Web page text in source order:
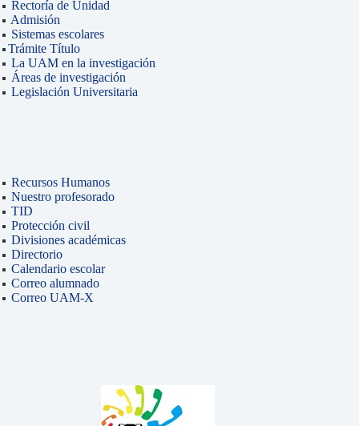
Rectoría de Unidad
Admisión
Sistemas escolares
Trámite Título
La UAM en la investigación
Áreas de investigación
Legislación Universitaria
Recursos Humanos
Nuestro profesorado
TID
Protección civil
Divisiones académicas
Directorio
Calendario escolar
Correo alumnado
Correo UAM-X